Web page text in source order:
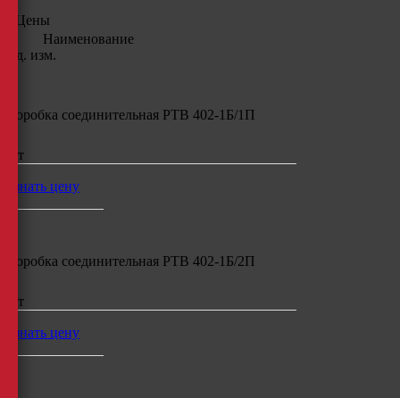
Цены
Наименование
Ед. изм.
Коробка соединительная РТВ 402-1Б/1П
шт
узнать цену
Коробка соединительная РТВ 402-1Б/2П
шт
узнать цену